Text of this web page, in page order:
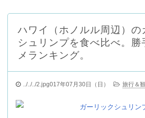
ハワイ（ホノルル周辺）の
シュリンプを食べ比べ。勝
メランキング。
../../../2.jpg017年07月30日（日） 旅行＆